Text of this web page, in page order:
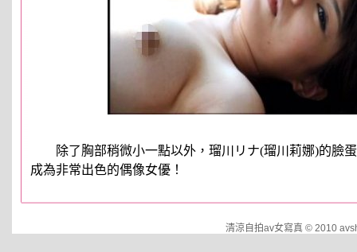
除了胸部稍微小一點以外，瑠川リナ(瑠川莉娜)的臉蛋
成為非常出色的偶像女優！
清涼自拍av女寫真 © 2010